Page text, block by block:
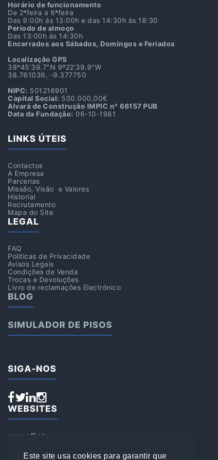
Este site usa cookies para garantir que
Horário de funcionamento
De 2ªfeira a 6ªfeira
Das 9:00h ás 13:00h e das 14:30h às 18:30
Periodo de almoço
Das 13:00h às 14:30h
Encerrados aos Sábados, Domingos e Feriados
Localização GPS
38º45’39.7″N 9º22’39.9″W
38.761036, -9.377750
NIPC: 501216901
Capital Social: 500.000,00€
Alvará de Construção IMPIC nº 66157 PUB
Data da Fundação: 06-10-1981
LINKS ÚTEIS
Contactos
A Empresa
Parcerias
Missão, Visão e Valores
Historial
Recrutamento
Mapa do Site
LEGAL
FAQ
Politicas de Privacidade
Avisos Legais
Condições de Venda
Trocas e Devoluções
Livro de reclamações Electrónico
BLOG
SIMULADOR DE PISOS
SIGA-NOS
WEBSITES
www.aff.pt
www.loja.affsports.pt